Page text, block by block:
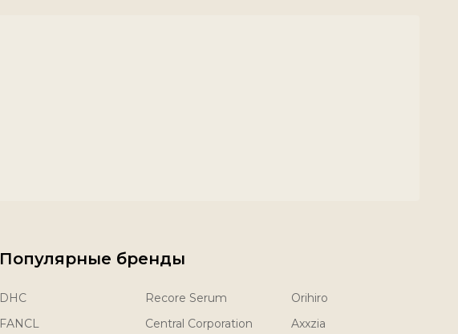
Популярные бренды
DHC
FANCL
Recore Serum
Central Corporation
Orihiro
Axxzia